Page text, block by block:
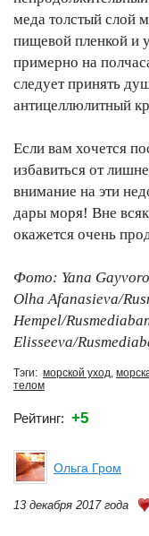
меда толстый слой
пищевой пленкой и
примерно на
следует принять
антицеллюлитный
Если вам хочется
избавиться от
внимание на эти
дары моря! Вне
окажется очень
Фото: Yana
Olha Afanasieva/
Hempel/
Elisseeva/
Тэги: морской уход,
телом
Рейтинг: +5
Ольга Гром
13 декабря 2017 года